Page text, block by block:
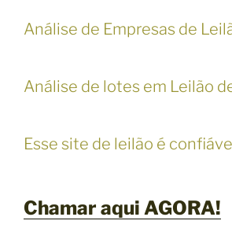
Análise de Empresas de
Análise de lotes em Leilão
Esse site de leilão é
Chamar aqui AGORA!